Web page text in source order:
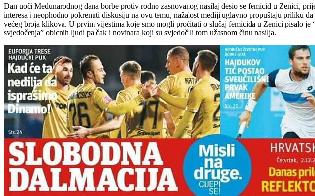
Dan uoči Međunarodnog dana borbe protiv rodno zasnovanog nasilaj desio se femicid u Zenici,
interesa i neophodno pokrenuti diskusiju na ovu temu, nažalost mediji uglavno propuštaju priliku
većeg broja klikova. U prvim vijestima koje smo mogli pročitati o slučaj femicida u Zenici pisalo je
svjedočenja” obicnih ljudi pa čak i novinara koji su svjedočili tom užasnom činu nasilja.